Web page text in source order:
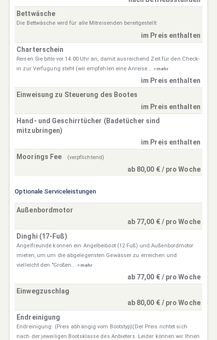
Bettwäsche
Die Bettwäsche wird für alle Mitreisenden bereitgestellt
im Preis enthalten
Charterschein
Reisen Sie bitte vor 14:00 Uhr an, damit ausreichend Zeit für den Check-
in zur Verfügung steht (wir empfehlen eine Anreise... » mehr
im Preis enthalten
Einweisung zu Steuerung des Bootes
im Preis enthalten
Hand- und Geschirrtücher (Badetücher sind
mitzubringen)
im Preis enthalten
Moorings Fee
(verpflichtend)
ab 80,00 € / pro Woche
Optionale Serviceleistungen
Außenbordmotor
ab 77,00 € / pro Woche
Dinghi (17-Fuß)
Angelfreunde können ein Angelbeiboot (12 Fuß) und Außenbordmotor
mieten, um um die abgelegensten Gewässer zu erreichen und
vielleicht den "Großen... » mehr
ab 77,00 € / pro Woche
Einwegzuschlag
ab 80,00 € / pro Woche
Endreinigung
Endreinigung: (Preis abhängig vom Bootstyp)(Der Preis richtet sich
nach der jeweiligen Bootsklasse des Anbieters. Leider können wir Ihnen